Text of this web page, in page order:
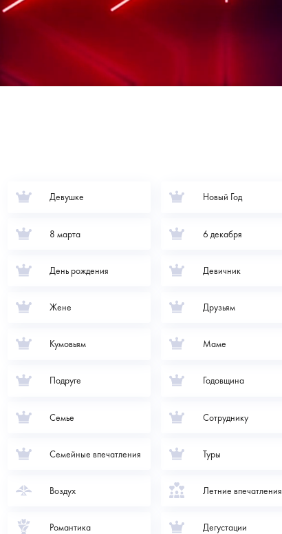
Девушке Новый Год
8 марта 6 декабря
День рождения Девичник
Жене Друзьям
Кумовьям Маме
Подруге Годовщина
Семье Сотруднику
Семейные впечатления Туры
Воздух Летние впечатления
Романтика Дегустации